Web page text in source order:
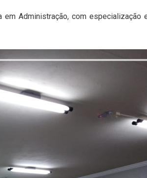
Administração, com especialização